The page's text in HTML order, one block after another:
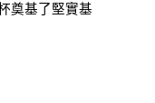
奠基了堅實基